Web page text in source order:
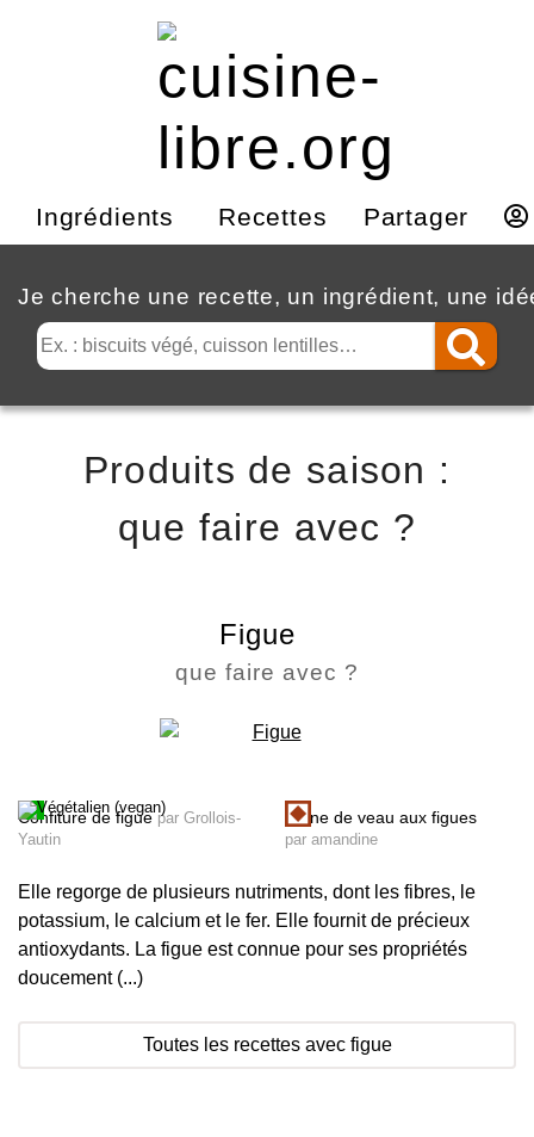
Ingrédients Recettes Partager
Je cherche une recette, un ingrédient, une
Produits de saison :
que faire avec ?
Figue
que faire avec ?
Confiture de figuepar Grollois-
Yautin
Tajine de veau aux figues
par amandine
Elle regorge de plusieurs nutriments, dont les fibres, le
potassium, le calcium et le fer. Elle fournit de précieux
antioxydants. La figue est connue pour ses propriétés
doucement (...)
Toutes les recettes avec figue